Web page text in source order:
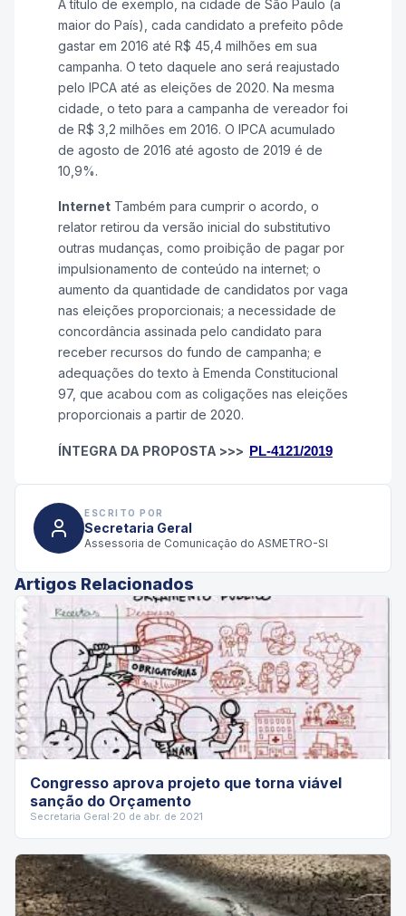
A título de exemplo, na cidade de São Paulo (a
maior do País), cada candidato a prefeito pôde
gastar em 2016 até R$ 45,4 milhões em sua
campanha. O teto daquele ano será reajustado
pelo IPCA até as eleições de 2020. Na mesma
cidade, o teto para a campanha de vereador foi
de R$ 3,2 milhões em 2016. O IPCA acumulado
de agosto de 2016 até agosto de 2019 é de
10,9%.
Internet Também para cumprir o acordo, o
relator retirou da versão inicial do substitutivo
outras mudanças, como proibição de pagar por
impulsionamento de conteúdo na internet; o
aumento da quantidade de candidatos por vaga
nas eleições proporcionais; a necessidade de
concordância assinada pelo candidato para
receber recursos do fundo de campanha; e
adequações do texto à Emenda Constitucional
97, que acabou com as coligações nas eleições
proporcionais a partir de 2020.
ÍNTEGRA DA PROPOSTA >>> PL-4121/2019
ESCRITO POR
Secretaria Geral
Assessoria de Comunicação do ASMETRO-SI
Artigos Relacionados
Congresso aprova projeto que torna viável
sanção do Orçamento
Secretaria Geral·20 de abr. de 2021